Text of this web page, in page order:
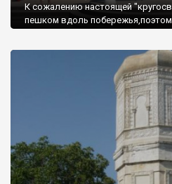
К сожалению настоящей
пешком вдоль